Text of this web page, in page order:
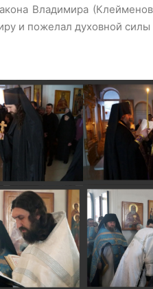
Владимира
и пожелал духовной силы